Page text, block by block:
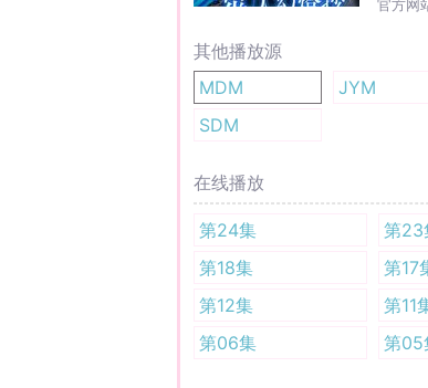
官方网
其他播放源
MDM
JYM
SDM
在线播放
第24集 第23
第18集
第17
第12集
第11
第06集
第05